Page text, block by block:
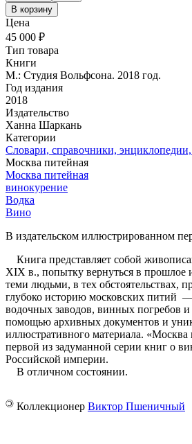
В корзину
Цена
45 000 ₽
Тип товара
Книги
М.: Студия Вольфсона. 2018 год.
Год издания
2018
Издательство
Ханна Шаркань
Категории
Словари, справочники, энциклопедии,
Москва питейная
Москва питейная
винокурение
Водка
Вино
В издательском иллюстрированном
Книга представляет собой
XIX в., попытку вернуться в прошлое
теми людьми, в тех обстоятельствах,
глубоко историю московских питий
водочных заводов, винных погребов
помощью архивных документов и
иллюстративного материала. «Москва
первой из задуманной серии книг о
Российской империи.
В отличном состоянии.
© Коллекционер Виктор Пшеничный